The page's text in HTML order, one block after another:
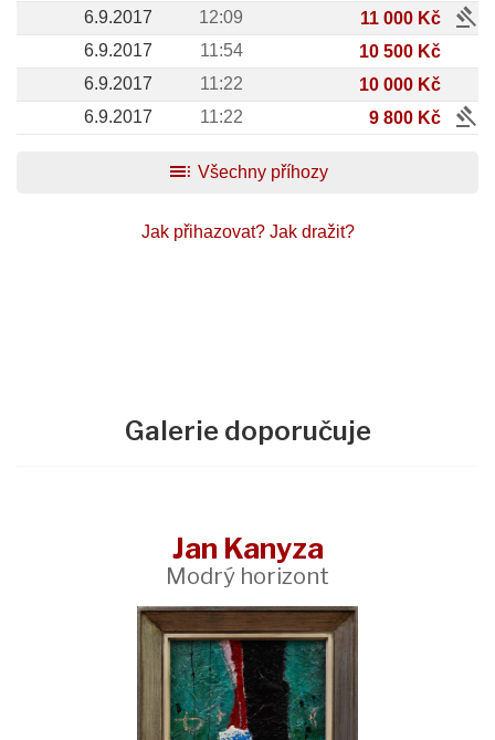
6.9.2017
12:09 11 000 Kč gavel
6.9.2017 11:54
10 500 Kč
6.9.2017
11:22
10 000 Kč
6.9.2017
11:22 9 800 Kč
gavel
toc Všechny příhozy
Jak přihazovat? Jak dražit?
Galerie doporučuje
Jan Kanyza
Modrý horizont